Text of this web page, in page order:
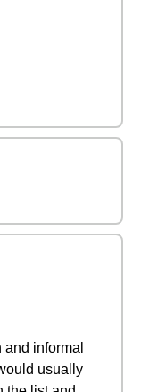
informal
usually